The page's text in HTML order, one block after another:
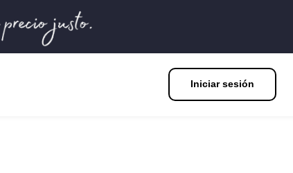
Iniciar sesión